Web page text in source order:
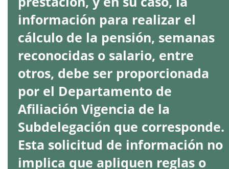
información para realizar el
cálculo de la pensión, semanas
reconocidas o salario, entre
otros, debe ser proporcionada
por el Departamento de
Afiliación Vigencia de la
Subdelegación que corresponde.
Esta solicitud de información no
implica que apliquen reglas o